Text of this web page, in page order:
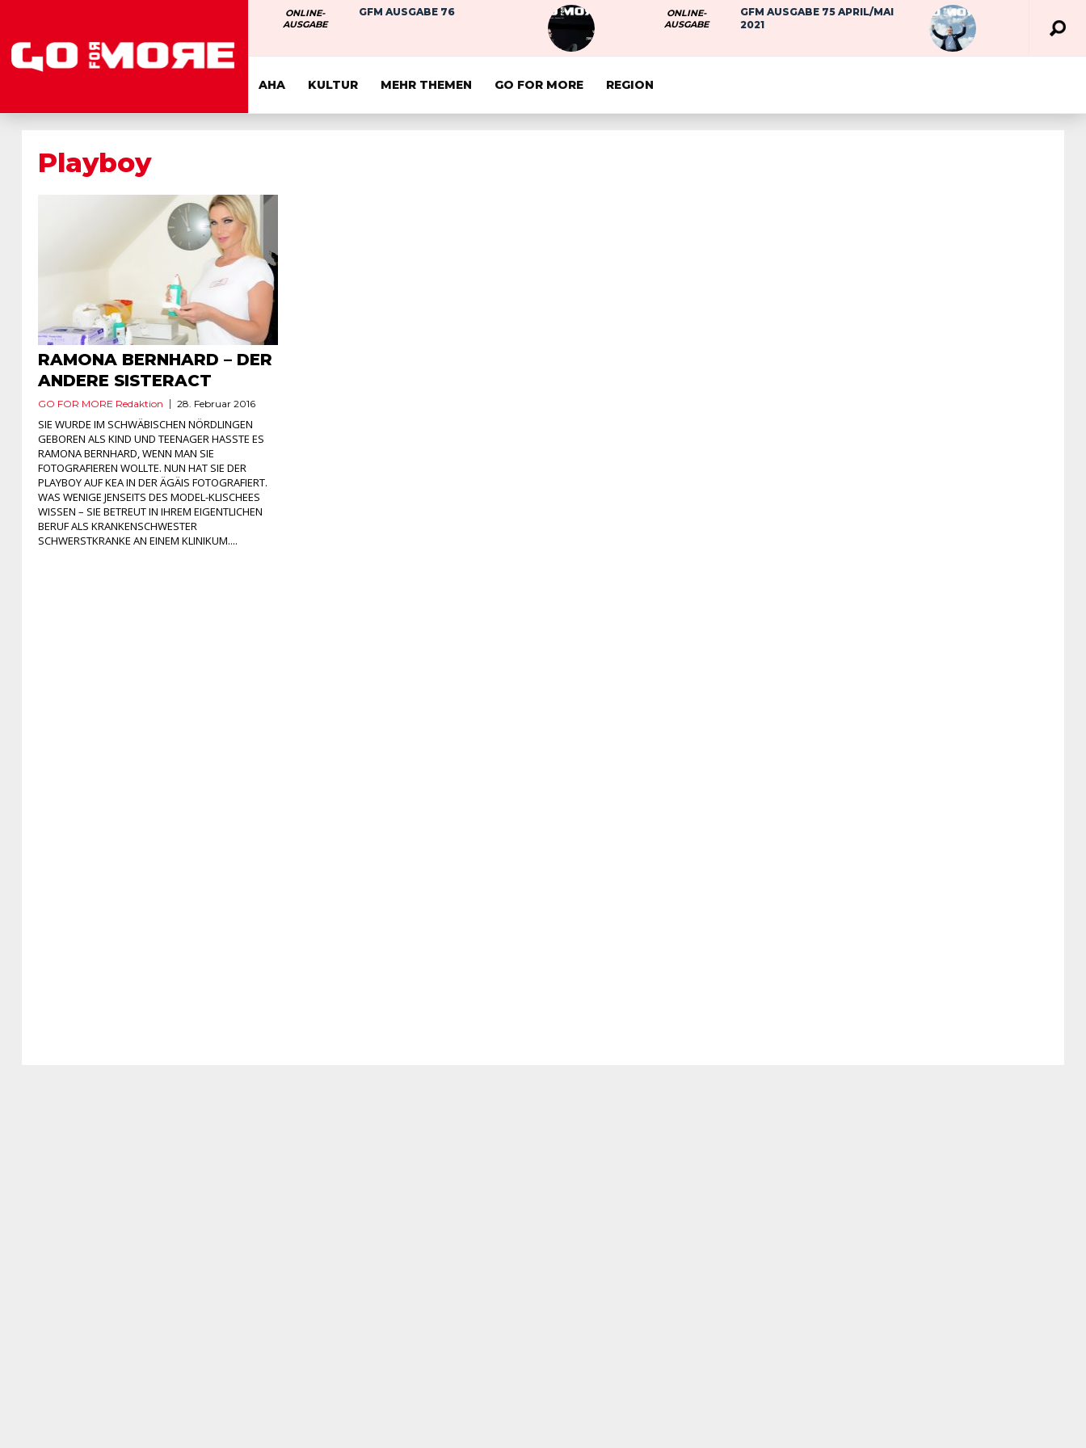
ONLINE-
AUSGABE
GFM AUSGABE 76
ONLINE-
AUSGABE
GFM AUSGABE 75 APRIL/MAI
2021
AHA KULTUR MEHR THEMEN GO FOR MORE REGION
Playboy
RAMONA BERNHARD – DER
ANDERE SISTERACT
GO FOR MORE Redaktion 28. Februar 2016
SIE WURDE IM SCHWÄBISCHEN NÖRDLINGEN
GEBOREN ALS KIND UND TEENAGER HASSTE ES
RAMONA BERNHARD, WENN MAN SIE
FOTOGRAFIEREN WOLLTE. NUN HAT SIE DER
PLAYBOY AUF KEA IN DER ÄGÄIS FOTOGRAFIERT.
WAS WENIGE JENSEITS DES MODEL-KLISCHEES
WISSEN – SIE BETREUT IN IHREM EIGENTLICHEN
BERUF ALS KRANKENSCHWESTER
SCHWERSTKRANKE AN EINEM KLINIKUM....